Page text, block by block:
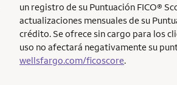
un registro de su Puntuación FICO®
actualizaciones mensuales de su
crédito. Se ofrece sin cargo para los
uso no afectará negativamente su
wellsfargo.com/ficoscore.